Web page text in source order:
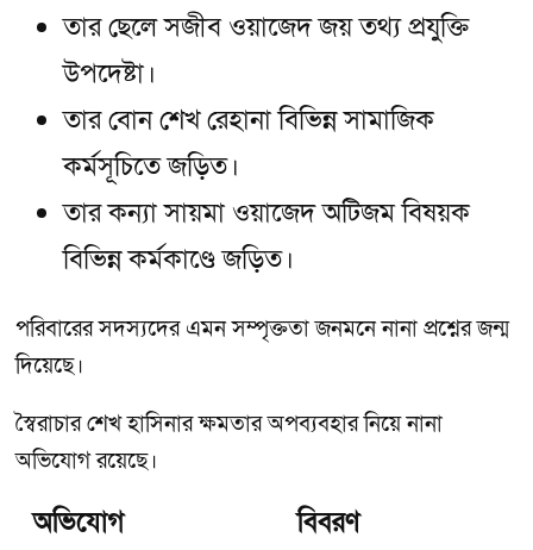
তার ছেলে সজীব ওয়াজেদ জয় তথ্য প্রযুক্তি
উপদেষ্টা।
তার বোন শেখ রেহানা বিভিন্ন সামাজিক
কর্মসূচিতে জড়িত।
তার কন্যা সায়মা ওয়াজেদ অটিজম বিষয়ক
বিভিন্ন কর্মকাণ্ডে জড়িত।
পরিবারের সদস্যদের এমন সম্পৃক্ততা জনমনে নানা প্রশ্নের জন্ম
দিয়েছে।
স্বৈরাচার শেখ হাসিনার ক্ষমতার অপব্যবহার নিয়ে নানা
অভিযোগ রয়েছে।
অভিযোগ
বিবরণ